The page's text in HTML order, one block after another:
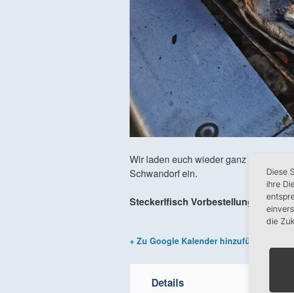
Wir laden euch wieder ganz herzlich
Schwandorf ein.
Steckerlfisch Vorbestellung unter
+ Zu Google Kalender hinzufügen
Details
Diese
ihre
die